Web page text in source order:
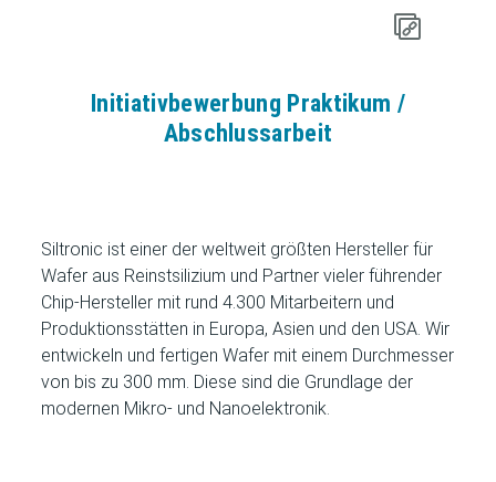
Initiativbewerbung Praktikum /
Abschlussarbeit
Siltronic ist einer der weltweit größten Hersteller für
Wafer aus Reinstsilizium und Partner vieler führender
Chip-Hersteller mit rund 4.300 Mitarbeitern und
Produktionsstätten in Europa, Asien und den USA. Wir
entwickeln und fertigen Wafer mit einem Durchmesser
von bis zu 300 mm. Diese sind die Grundlage der
modernen Mikro- und Nanoelektronik.